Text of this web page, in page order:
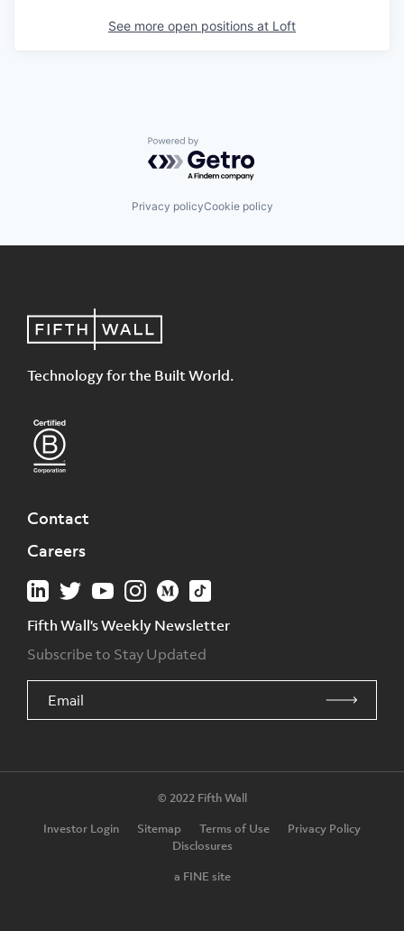
See more open positions at Loft
Powered by Getro.com
Privacy policyCookie policy
Technology for the Built World.
Contact
Careers
Fifth Wall's Weekly Newsletter
Subscribe to Stay Updated
© 2022 Fifth Wall
Investor Login
Sitemap Terms of Use
Privacy Policy
Disclosures
a FINE site